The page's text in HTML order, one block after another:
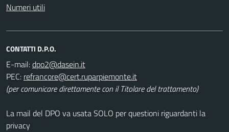
Numeri utili
CONTATTI D.P.O.
E-mail:
PEC:
(per comunicare direttamente con il Titolare del trattamento)
La mail del DPO va usata SOLO per questioni riguardanti la
privacy